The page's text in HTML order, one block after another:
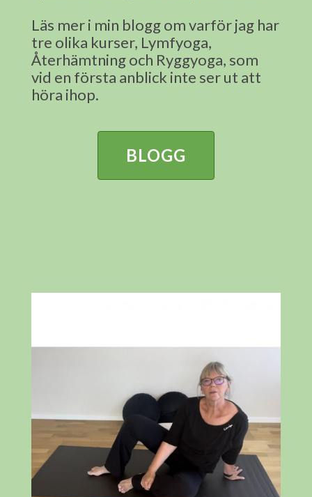
Läs mer i min blogg om varför jag har
tre olika kurser, Lymfyoga,
Återhämtning och Ryggyoga, som
vid en första anblick inte ser ut att
höra ihop.
BLOGG